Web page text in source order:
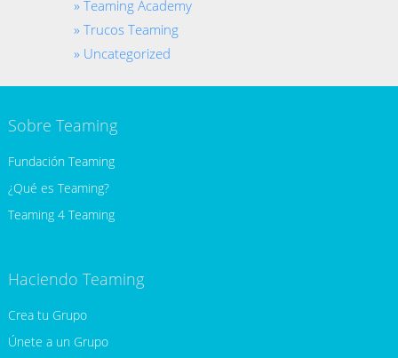
Teaming Academy
Trucos Teaming
Uncategorized
Sobre Teaming
Fundación Teaming
¿Qué es Teaming?
Teaming 4 Teaming
Haciendo Teaming
Crea tu Grupo
Únete a un Grupo